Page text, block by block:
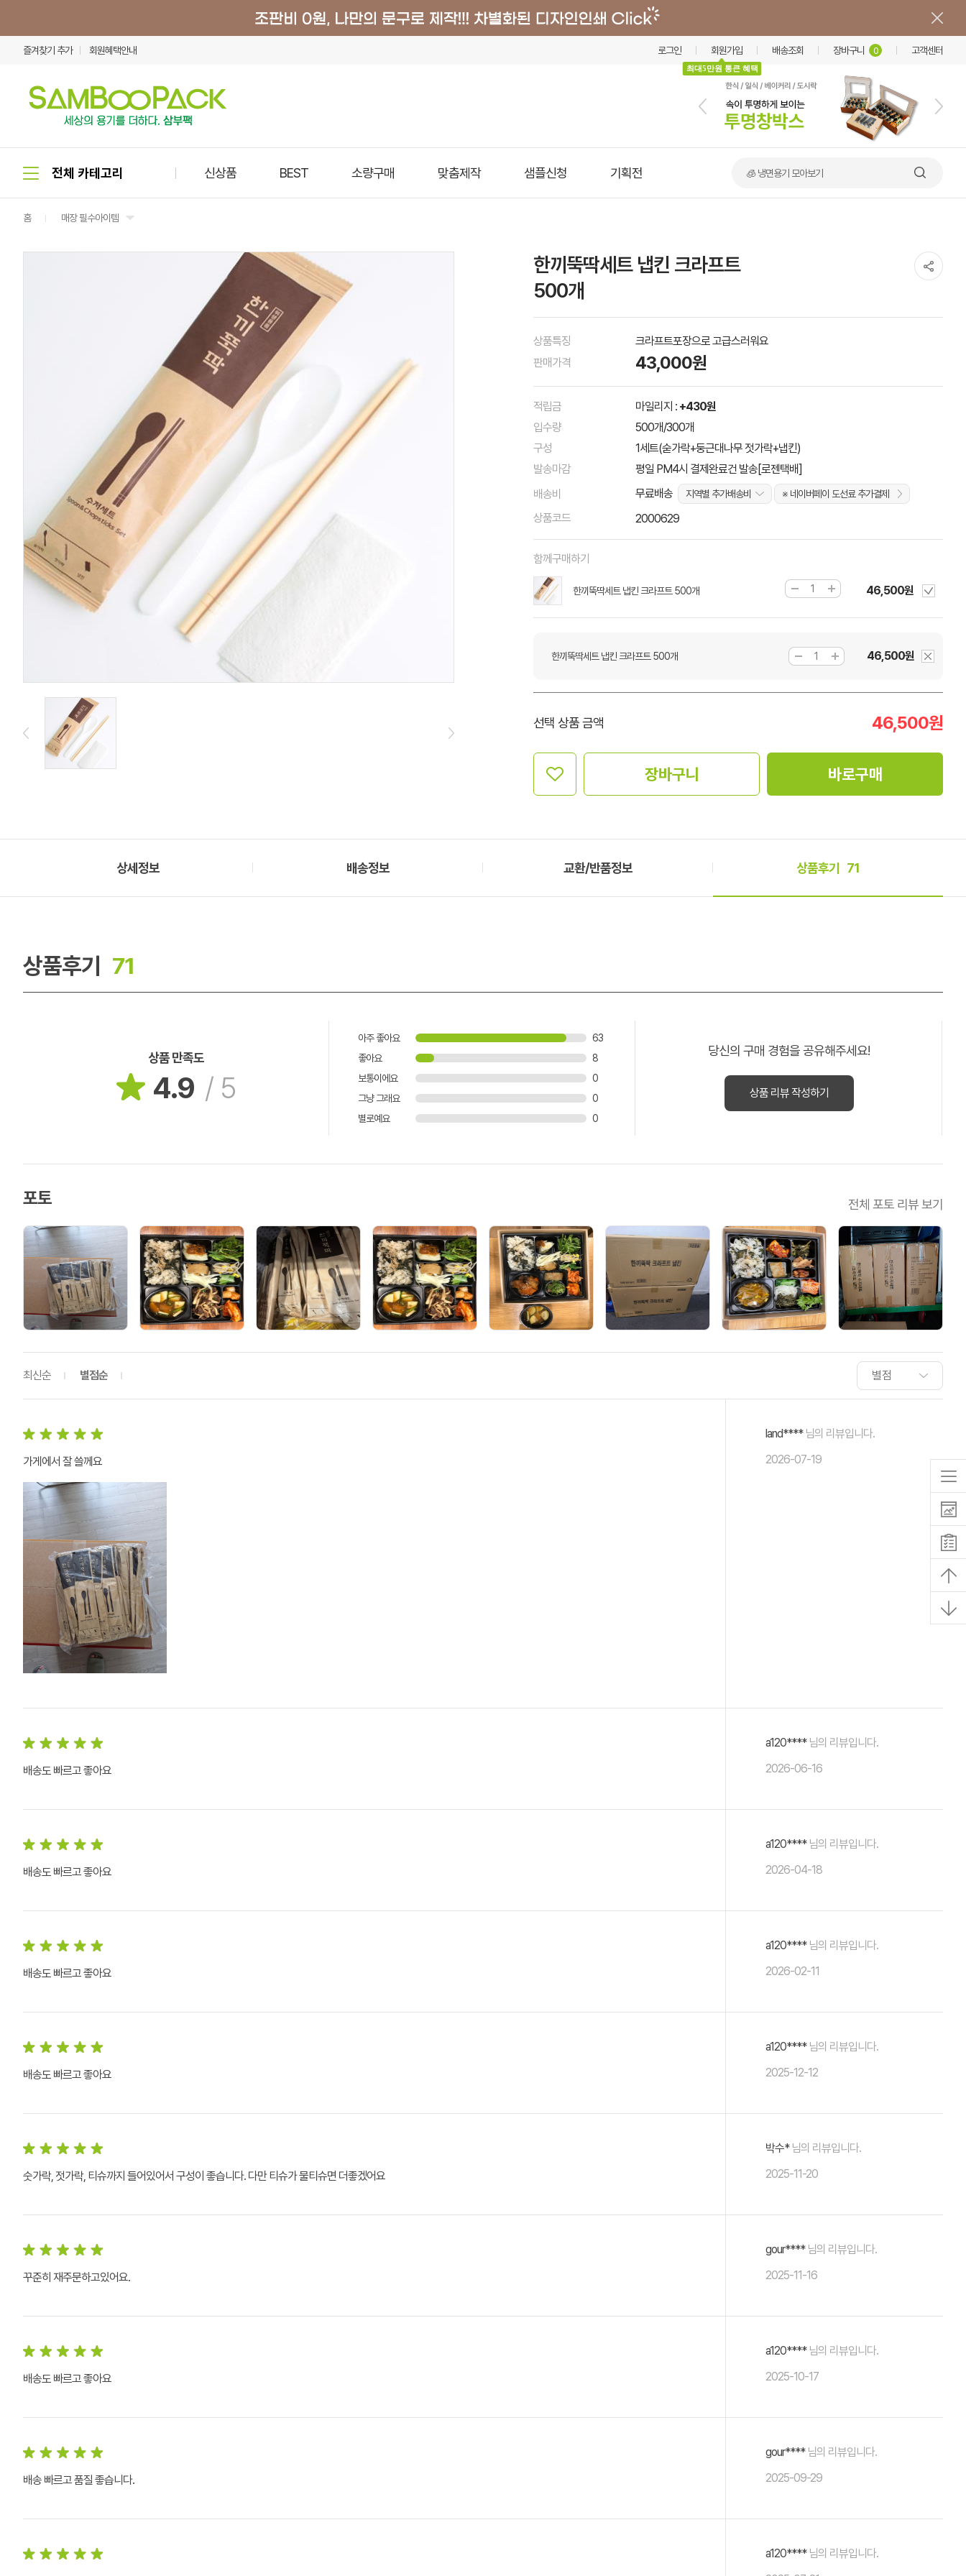
즐겨찾기 추가 회원혜택안내 로그인 회원가입
최대5만원 통큰 혜택
배송조회 장바구니 0 고객센터
신상품 BEST 소량구매 맞춤제작 샘플신청 기획전 🍲 덮밥·비빔밥 가마솥용기
홈 매장 필수아이템
한끼뚝딱세트 냅킨 크라프트
500개
상품특징
크라프트포장으로 고급스러워요
판매가격
43,000원
적립금 마일리지 : +430원
입수량
500개/300개
구성
1세트(숟가락+둥근대나무 젓가락+냅킨)
발송마감
평일 PM4시 결제완료건 발송[로젠택배]
배송비
무료배송 지역별 추가배송비 ※ 네이버페이 도선료 추가결제
상품코드 2000629
함께구매하기
한끼뚝딱세트 냅킨 크라프트 500개 46,500원
한끼뚝딱세트 냅킨 크라프트 500개 46,500원
선택 상품 금액 46,500원
장바구니 바로구매
상세정보 배송정보 교환/반품정보 상품후기 71
상품후기 71
상품 만족도
4.9 / 5
아주 좋아요
63
좋아요
8
보통이에요
0
그냥 그래요
0
별로예요
0
당신의 구매 경험을 공유해주세요!
상품 리뷰 작성하기
포토 전체 포토 리뷰 보기
최신순 별점순
가게에서 잘 쓸께요
land****님의 리뷰입니다.
2026-07-19
배송도 빠르고 좋아요
a120****님의 리뷰입니다.
2026-06-16
배송도 빠르고 좋아요
a120****님의 리뷰입니다.
2026-04-18
배송도 빠르고 좋아요
a120****님의 리뷰입니다.
2026-02-11
배송도 빠르고 좋아요
a120****님의 리뷰입니다.
2025-12-12
숫가락, 젓가락, 티슈까지 들어있어서 구성이 좋습니다. 다만 티슈가 물티슈면 더좋겠어요
박수*님의 리뷰입니다.
2025-11-20
꾸준히 재주문하고있어요.
gour****님의 리뷰입니다.
2025-11-16
배송도 빠르고 좋아요
a120****님의 리뷰입니다.
2025-10-17
배송 빠르고 품질 좋습니다.
gour****님의 리뷰입니다.
2025-09-29
a120****님의 리뷰입니다.